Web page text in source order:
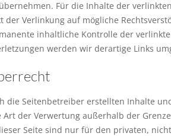
Für die Inhalte der
der Verlinkung auf mögliche
inhaltliche Kontrolle der
werden wir derartige Links
die Seitenbetreiber erstellten Inhalte
Art der Verwertung außerhalb der
Seite sind nur für den privaten,